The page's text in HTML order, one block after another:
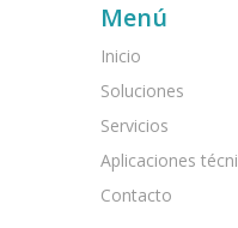
Menú
Inicio
Soluciones
Servicios
Aplicaciones
Contacto